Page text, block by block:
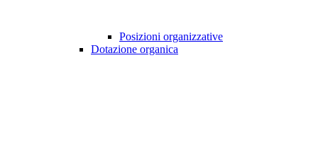
Posizioni organizzative
Dotazione organica